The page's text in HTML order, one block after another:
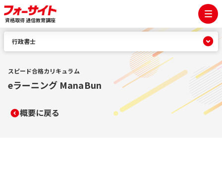
資格取得 通信教育講座
スピード合格カリキュラム
eラーニング ManaBun
概要に戻る
行政書士